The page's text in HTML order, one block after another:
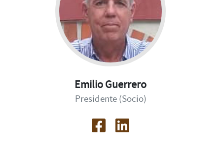
Emilio Guerrero
Presidente (Socio)